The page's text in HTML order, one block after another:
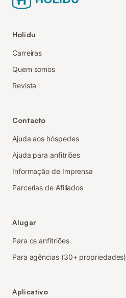
Holidu
Carreiras
Quem somos
Revista
Contacto
Ajuda aos hóspedes
Ajuda para anfitriões
Informação de Imprensa
Parcerias de Afiliados
Alugar
Para os anfitriões
Para agências (30+ propriedades)
Aplicativo